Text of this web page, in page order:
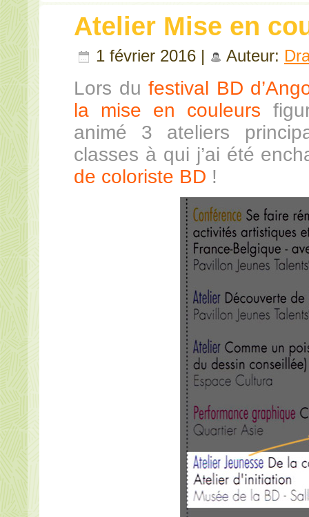
Atelier Mise en
1 février 2016 | Auteur:
Lors du festival BD
la mise en couleurs
animé 3 ateliers
classes à qui j’ai été
de coloriste BD !